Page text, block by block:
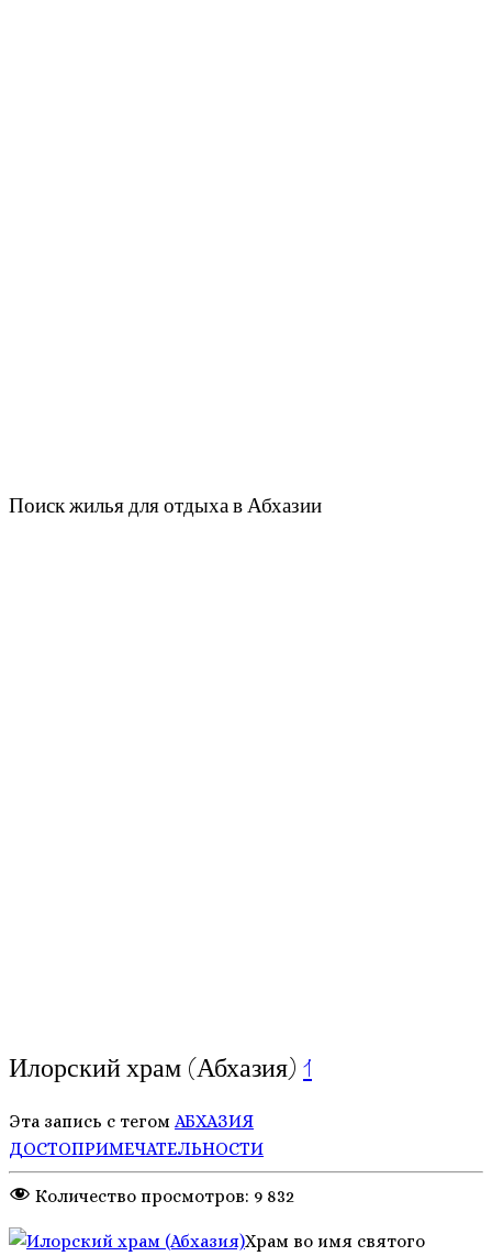
Поиск жилья для отдыха в Абхазии
Илорский храм (Абхазия) 1
Эта запись с тегом АБХАЗИЯ
ДОСТОПРИМЕЧАТЕЛЬНОСТИ
Количество просмотров: 9 832
Храм во имя святого